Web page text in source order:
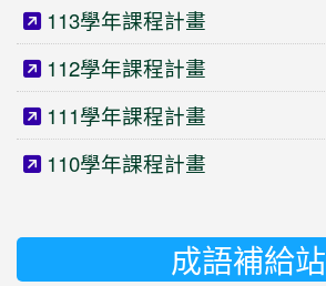
113學年課程計畫
112學年課程計畫
111學年課程計畫
110學年課程計畫
成語補給站